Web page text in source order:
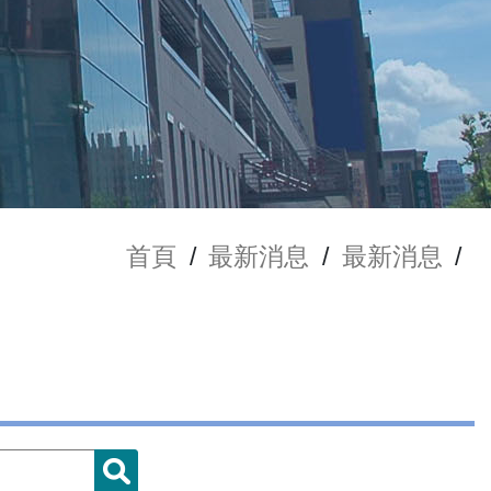
首頁 / 最新消息 / 最新消息 /